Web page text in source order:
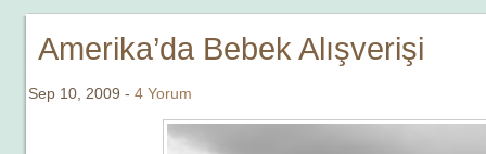
Amerika’da Bebek Alışverişi
Sep 10, 2009 - 4 Yorum